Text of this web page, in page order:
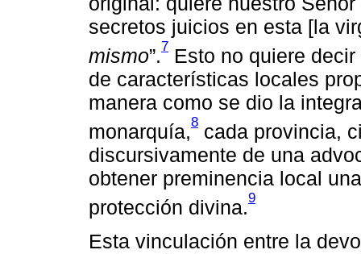
secretos juicios en esta [la
mismo”.7 Esto no quiere
de características locales
manera como se dio la
monarquía,8 cada provincia,
discursivamente de una
obtener preminencia local
protección divina.9
Esta vinculación entre la